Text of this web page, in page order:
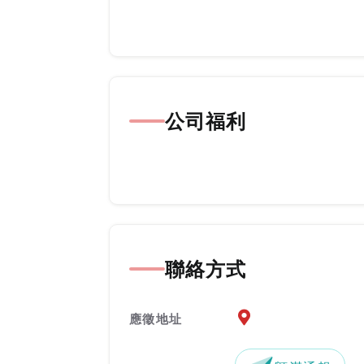
公司福利
聯絡方式
應徵地址 應徵地址地圖『另開新